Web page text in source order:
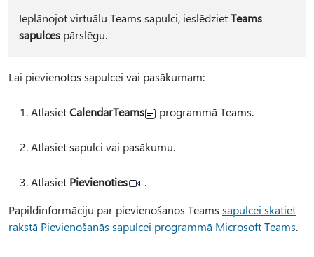
Ieplānojot virtuālu Teams sapulci, ieslēdzietTeams
sapulcespārslēgu.
Lai pievienotos sapulcei vai pasākumam:
AtlasietCalendarTeams programmā Teams.
Atlasiet sapulci vai pasākumu.
Atlasiet Pievienoties
.
Papildinformāciju par pievienošanos Teams sapulcei skatiet
rakstā Pievienošanās sapulcei programmā Microsoft Teams.